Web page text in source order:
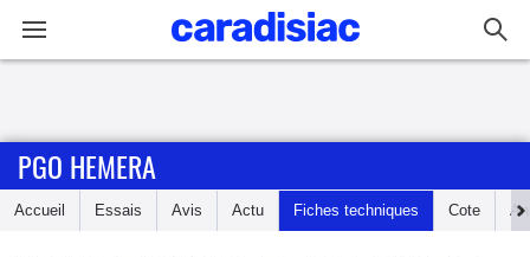
Accueil
PGO HEMERA
Accueil Essais Avis Actu Fiches techniques Cote